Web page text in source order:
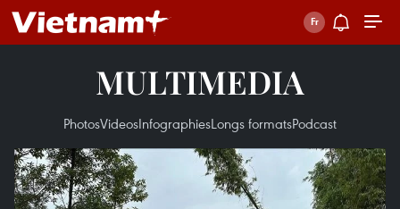
MULTIMEDIA
PhotosVideosInfographiesLongs formatsPodcast